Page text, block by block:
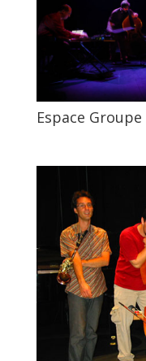
Espace Groupe